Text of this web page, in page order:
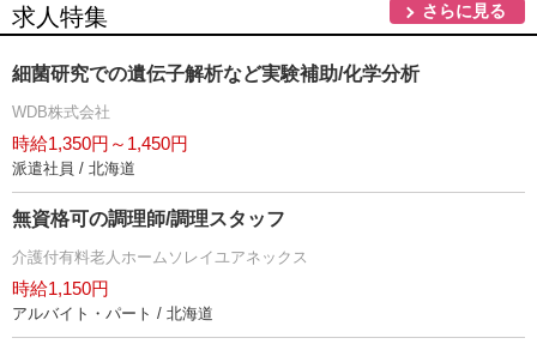
求人特集 さらに見る
細菌研究での遺伝子解析など実験補助/化学分析
WDB株式会社
時給1,350円～1,450円
派遣社員 / 北海道
無資格可の調理師/調理スタッフ
介護付有料老人ホームソレイユアネックス
時給1,150円
アルバイト・パート / 北海道